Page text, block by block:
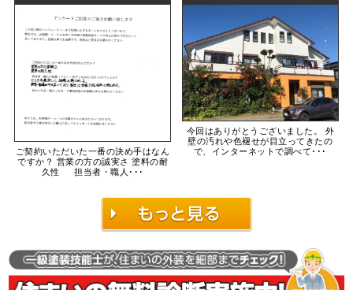
ご契約いただいた一番の決め手はなん
ですか？ 営業の方の誠実さ 塗料の耐
久性 担当者・職人･･･
今回はありがとうございました。 外
壁の汚れや色褪せが目立ってきたの
で、インターネットで調べて･･･